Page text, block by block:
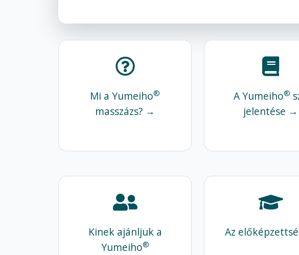
Mi a Yumeiho®
masszázs? →
A Yumeiho®
jelentése →
Kinek ajánljuk a
Yumeiho®
Az